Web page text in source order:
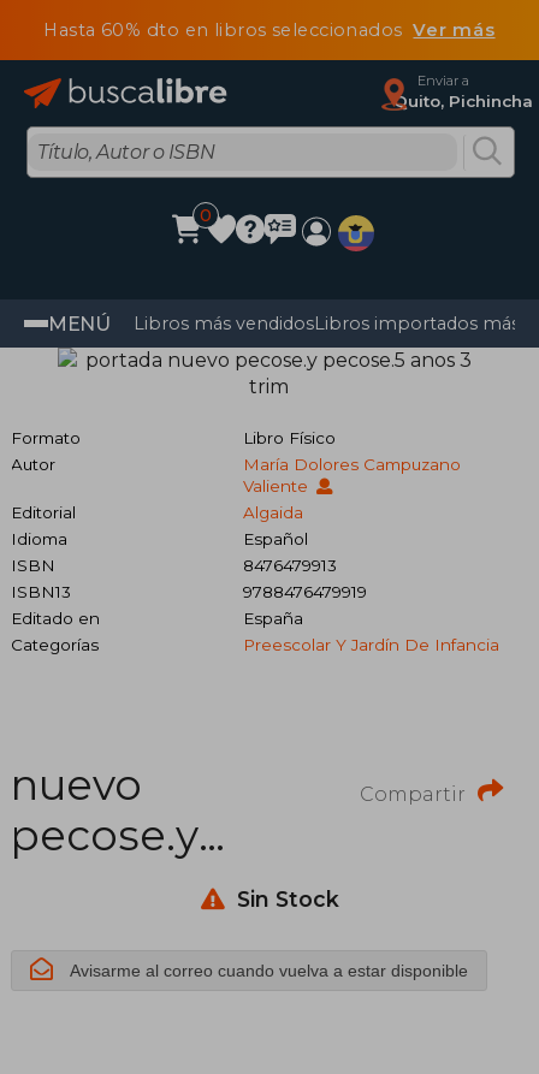
Hasta 60% dto en libros seleccionadosVer más
Enviar a
Quito, Pichincha
0
MENÚ Libros más vendidosLibros importados más
Formato
Libro Físico
Autor
María Dolores Campuzano
Valiente
Editorial
Algaida
Idioma
Español
ISBN
8476479913
ISBN13
9788476479919
Editado en
España
Categorías
Preescolar Y Jardín De Infancia
Compartir
nuevo
pecose.y
pecose.5 anos
3 trim
Sin Stock
Avisarme al correo cuando vuelva a estar disponible